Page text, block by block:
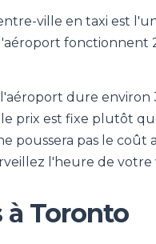
ville en taxi est
fonctionnent
dure environ
le prix est fixe plutôt
poussera pas le coût
l'heure de votre
à Toronto